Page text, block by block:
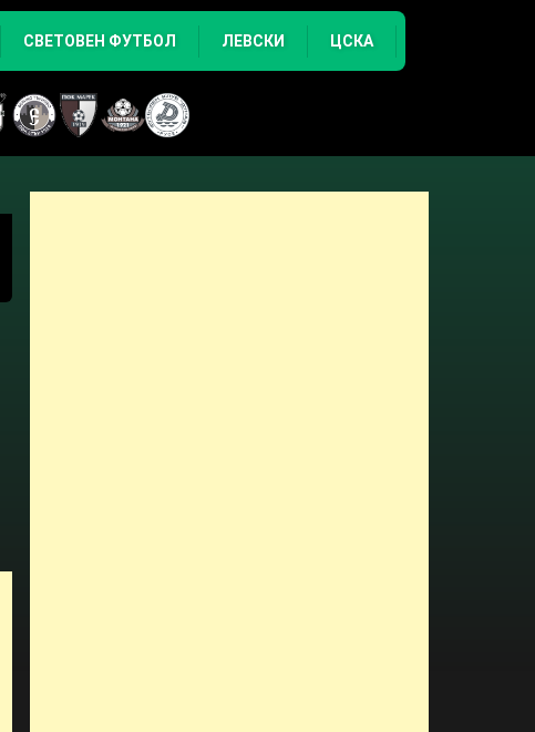
СВЕТОВЕН ФУТБОЛ ЛЕВСКИ ЦСКА